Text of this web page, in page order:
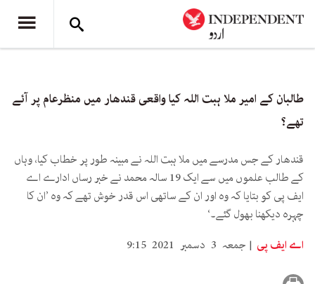
طالبان کے امیر ملا ہبت اللہ کیا واقعی قندھار میں منظرعام پر آئے
تھے؟
قندھار کے جس مدرسے میں ملا ہبت اللہ نے مبینہ طور پر خطاب کیا، وہاں
کے طالب علموں میں سے ایک 19 سالہ محمد نے خبر رساں ادارے اے
ایف پی کو بتایا کہ وہ اور ان کے ساتھی اس قدر خوش تھے کہ وہ ’ان کا
چہرہ دیکھنا بھول گئے۔‘
اے ایف پی
جمعہ 3 دسمبر 2021 9:15